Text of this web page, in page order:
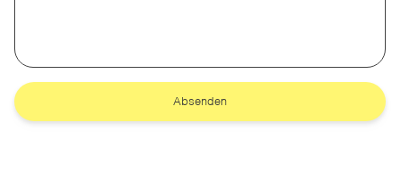
Absenden